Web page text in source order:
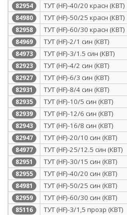
82954 ТУТ (HF)-40/20 красн (КВТ)
84980 ТУТ (HF)-50/25 красн (КВТ)
82958 ТУТ (HF)-60/30 красн (КВТ)
84969 ТУТ (HF)-2/1 син (КВТ)
84973 ТУТ (HF)-3/1.5 син (КВТ)
82923 ТУТ (HF)-4/2 син (КВТ)
82927 ТУТ (HF)-6/3 син (КВТ)
82931 ТУТ (HF)-8/4 син (КВТ)
82935 ТУТ (HF)-10/5 син (КВТ)
82939 ТУТ (HF)-12/6 син (КВТ)
82943 ТУТ (HF)-16/8 син (КВТ)
82947 ТУТ (HF)-20/10 син (КВТ)
84977 ТУТ (HF)-25/12.5 син (КВТ)
82951 ТУТ (HF)-30/15 син (КВТ)
82955 ТУТ (HF)-40/20 син (КВТ)
84981 ТУТ (HF)-50/25 син (КВТ)
82959 ТУТ (HF)-60/30 син (КВТ)
85116 ТУТ (HF)-3/1,5 прозр (КВТ)